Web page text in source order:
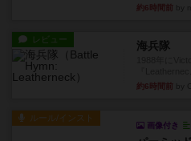
約6時間前
レビュー 海兵隊
約6時間前
ルール/インスト
画像付き